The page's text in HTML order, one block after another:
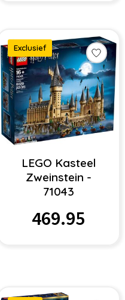
Exclusief
LEGO Kasteel
Zweinstein -
71043
469.95